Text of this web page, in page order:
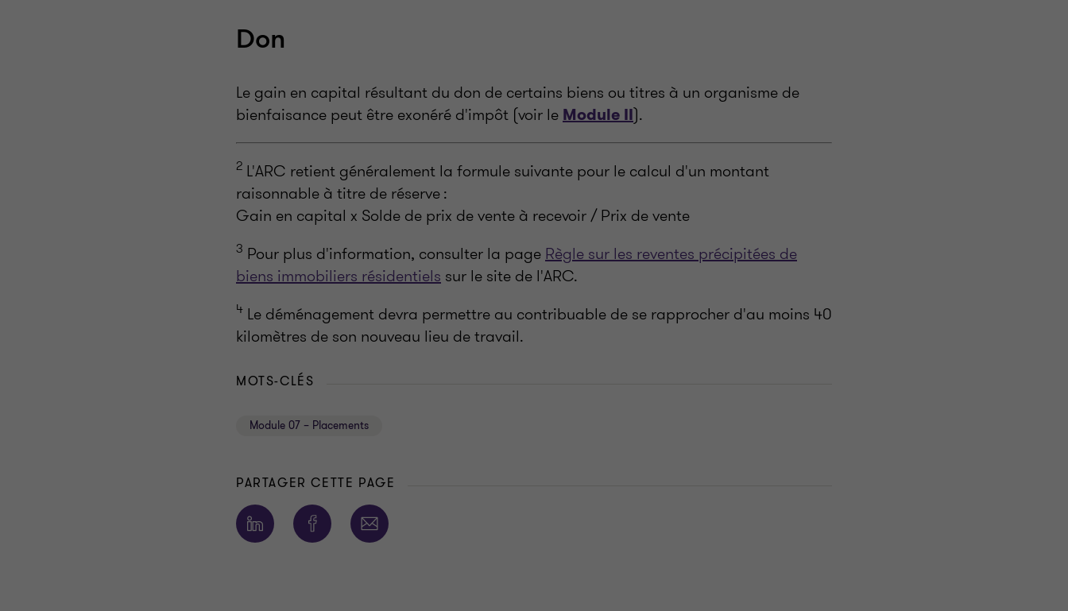
Don
Le gain en capital résultant du don de certains biens ou titres à un organisme de
bienfaisance peut être exonéré d'impôt (voir le Module II).
2 L'ARC retient généralement la formule suivante pour le calcul d'un montant
raisonnable à titre de réserve :
Gain en capital x Solde de prix de vente à recevoir / Prix de vente
3 Pour plus d'information, consulter la page Règle sur les reventes précipitées de
biens immobiliers résidentiels sur le site de l'ARC.
4 Le déménagement devra permettre au contribuable de se rapprocher d'au moins 40
kilomètres de son nouveau lieu de travail.
MOTS-CLÉS
Module 07 – Placements
PARTAGER CETTE PAGE